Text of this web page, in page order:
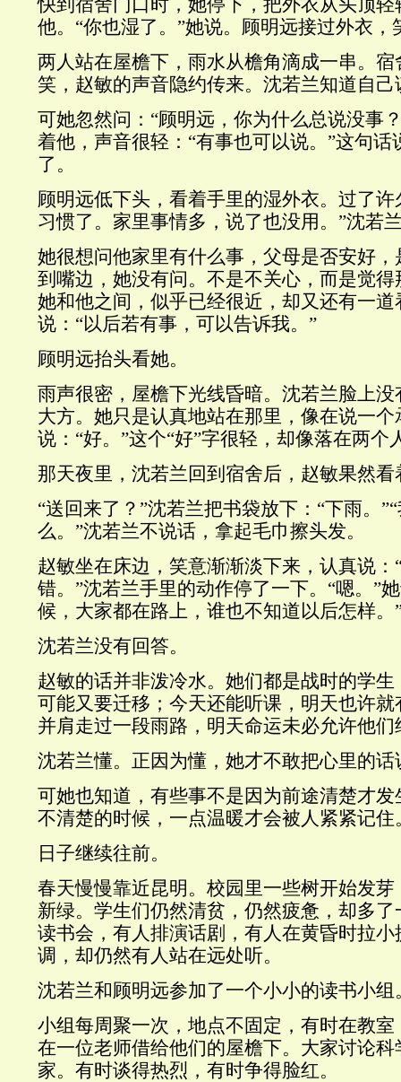
快到宿舍门口时，她停下，把外衣从头顶
他。“你也湿了。”她说。顾明远接过外衣，
两人站在屋檐下，雨水从檐角滴成一串。
笑，赵敏的声音隐约传来。沈若兰知道自己
可她忽然问：“顾明远，你为什么总说没事
着他，声音很轻：“有事也可以说。”这句话
了。
顾明远低下头，看着手里的湿外衣。过了许
习惯了。家里事情多，说了也没用。”沈若
她很想问他家里有什么事，父母是否安好
到嘴边，她没有问。不是不关心，而是觉
她和他之间，似乎已经很近，却又还有一
说：“以后若有事，可以告诉我。”
顾明远抬头看她。
雨声很密，屋檐下光线昏暗。沈若兰脸上
大方。她只是认真地站在那里，像在说一
说：“好。”这个“好”字很轻，却像落在两个
那天夜里，沈若兰回到宿舍后，赵敏果然看
“送回来了？”沈若兰把书袋放下：“下雨。
么。”沈若兰不说话，拿起毛巾擦头发。
赵敏坐在床边，笑意渐渐淡下来，认真说：
错。”沈若兰手里的动作停了一下。“嗯。”
候，大家都在路上，谁也不知道以后怎样。
沈若兰没有回答。
赵敏的话并非泼冷水。她们都是战时的学
可能又要迁移；今天还能听课，明天也许
并肩走过一段雨路，明天命运未必允许他
沈若兰懂。正因为懂，她才不敢把心里的话
可她也知道，有些事不是因为前途清楚才
不清楚的时候，一点温暖才会被人紧紧记住
日子继续往前。
春天慢慢靠近昆明。校园里一些树开始发
新绿。学生们仍然清贫，仍然疲惫，却多
读书会，有人排演话剧，有人在黄昏时拉
调，却仍然有人站在远处听。
沈若兰和顾明远参加了一个小小的读书小组
小组每周聚一次，地点不固定，有时在教
在一位老师借给他们的屋檐下。大家讨论
家。有时谈得热烈，有时争得脸红。